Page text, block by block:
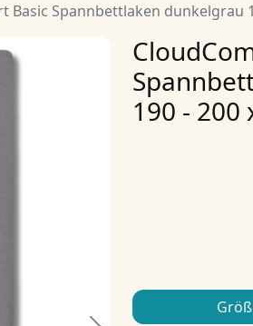
Basic Spannbettlaken dunkelgrau
190 - 200